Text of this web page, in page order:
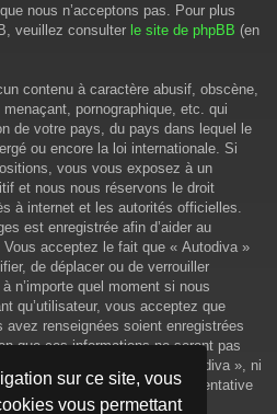
sur ce site, vous
vous permettant
nous n’acceptons pas. Pour plus
veuillez consulter le site de phpBB (en
contenu à caractère abusif, obscène,
pornographique, etc. qui
de votre pays, du pays dans lequel le
ou encore la loi internationale. Si
vous vous exposez à un
et nous nous réservons le droit
à internet et les autorités officielles.
est enregistrée afin d’aider au
acceptez le fait que « Autodiva »
de déplacer ou de verrouiller
n’importe quel moment si nous
qu’utilisateur, vous acceptez que
renseignées soient enregistrées
que ces informations ne seront pas
votre consentement, ni « Autodiva », ni
responsables en cas de tentative
compromettre vos données.